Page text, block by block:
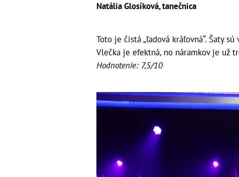
Natália Glosíková, tanečnica
Toto je čistá „ľadová kráľovná“. Šaty
Vlečka je efektná, no náramkov je už
Hodnotenie: 7,5/10